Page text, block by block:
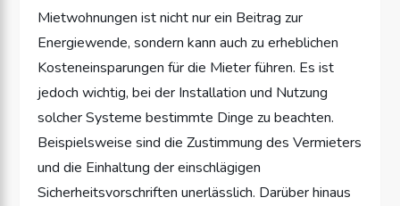
Mietwohnungen ist nicht nur ein Beitrag zur
Energiewende, sondern kann auch zu erheblichen
Kosteneinsparungen für die Mieter führen. Es ist
jedoch wichtig, bei der Installation und Nutzung
solcher Systeme bestimmte Dinge zu beachten.
Beispielsweise sind die Zustimmung des Vermieters
und die Einhaltung der einschlägigen
Sicherheitsvorschriften unerlässlich. Darüber hinaus